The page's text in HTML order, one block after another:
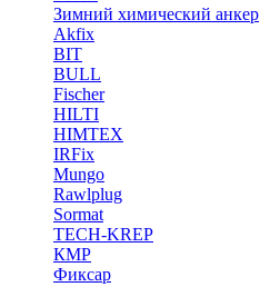
Зимний химический анкер
Akfix
BIT
BULL
Fischer
HILTI
HIMTEX
IRFix
Mungo
Rawlplug
Sormat
TECH-KREP
КМР
Фиксар